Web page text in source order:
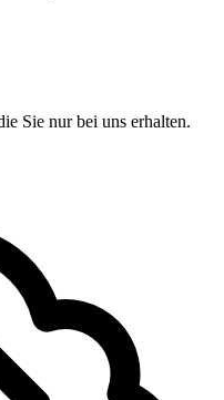
Sie nur bei uns erhalten.